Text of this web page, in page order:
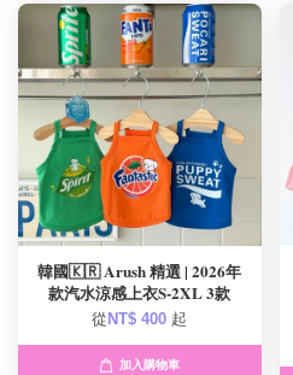
韓國🇰🇷 Arush 精選 | 2026年
款汽水涼感上衣S-2XL 3款
從 NT$ 400 起
加入購物車